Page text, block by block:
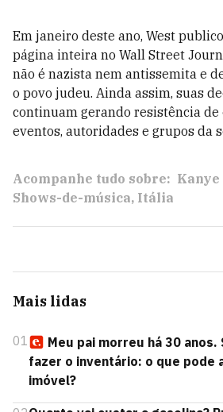
Em janeiro deste ano, West
página inteira no Wall Street
não é nazista nem antissemita e
o povo judeu. Ainda assim, suas
continuam gerando resistência de
eventos, autoridades e grupos da
Acompanhe tudo sobre: Kanye
Shows-de-música Itália
Mais lidas
01
Meu pai morreu há 30 anos.
fazer o inventário: o que pode
imóvel?